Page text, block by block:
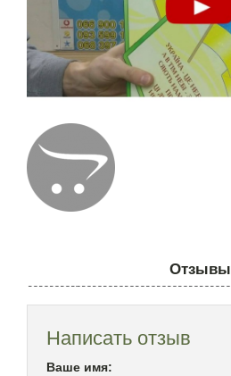
Отзывы
Написать отзыв
Ваше имя: